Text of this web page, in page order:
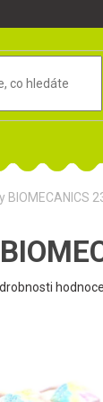
BIOMECANICS